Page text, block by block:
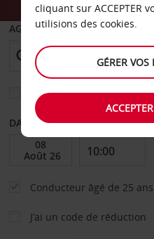
AGENCE DE DÉPART
Sélectionnez une autre
DATE DE DÉBUT
Conducteur âgé de 25
J’ai un code de réduction
cliquant sur ACCEPTER
utilisions des cookies.
GÉRER VOS